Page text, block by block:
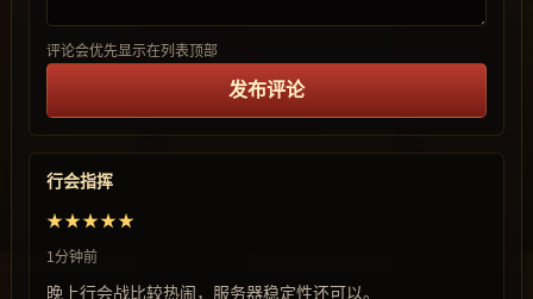
评论会优先显示在列表顶部
发布评论
行会指挥
★★★★★
1分钟前
晚上行会战比较热闹，服务器稳定性还可以。